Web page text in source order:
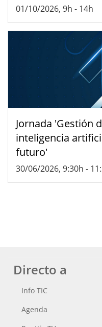
01/10/2026, 9h - 14h
Jornada 'Gestión
inteligencia
futuro'
30/06/2026, 9:30h -
Directo a
Info TIC
Agenda